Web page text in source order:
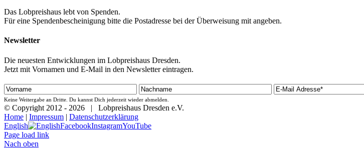
Das Lobpreishaus lebt von Spenden.
Für eine Spendenbescheinigung bitte die Postadresse bei der Überweisung mit angeben.
Newsletter
Die neuesten Entwicklungen im Lobpreishaus Dresden.
Jetzt mit Vornamen und E-Mail in den Newsletter eintragen.
Keine Weitergabe an Dritte. Du kannst Dich jederzeit wieder abmelden.
© Copyright 2012 - 2026 | Lobpreishaus Dresden e.V.
Home | Impressum | Datenschutzerklärung
English
FacebookInstagramYouTube
Page load link
Nach oben